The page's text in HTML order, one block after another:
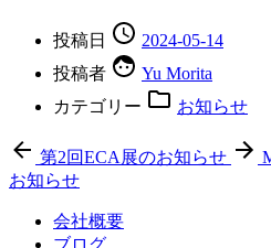
投稿日
2024-05-14
投稿者
Yu Morita
カテゴリー
お知らせ
第2回ECA展のお知らせ
お知らせ
会社概要
ブログ